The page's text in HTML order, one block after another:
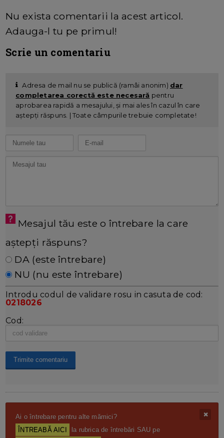
Nu exista comentarii la acest articol.
Adauga-l tu pe primul!
Scrie un comentariu
Adresa de mail nu se publică (ramâi anonim) dar
completarea corectă este necesară pentru
aprobarea rapidă a mesajului, și mai ales în cazul în care
aștepți răspuns. | Toate câmpurile trebuie completate!
Mesajul tău este o întrebare la care
aștepți răspuns?
DA (este întrebare)
NU (nu este întrebare)
Introdu codul de validare rosu in casuta de cod:
0218026
Cod:
Ai o întrebare pentru alte mămici?
ÎNTREABĂ AICI
la rubrica de întrebări SAU pe